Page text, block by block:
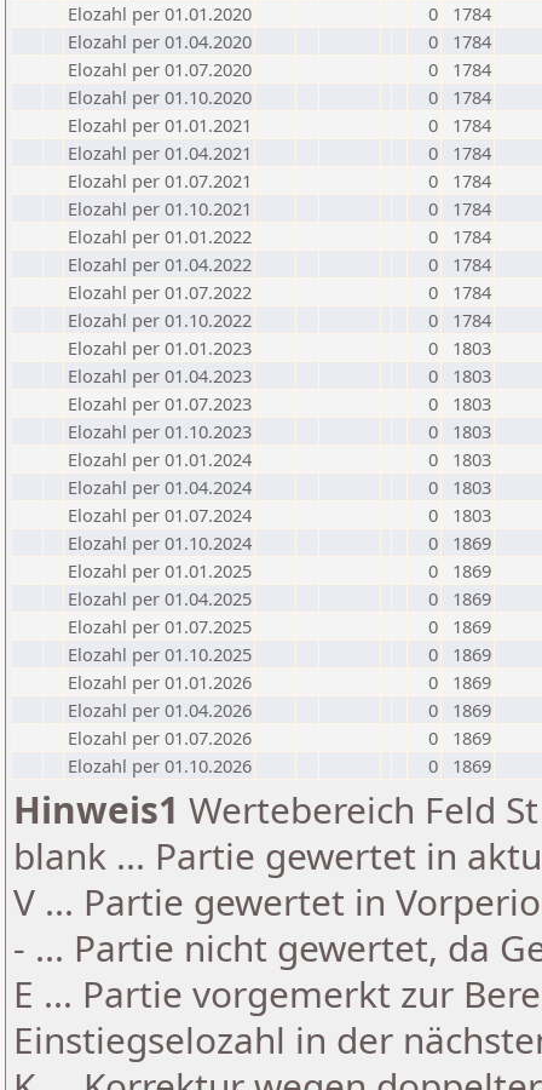
Elozahl per 01.01.2020
0
1784
Elozahl per 01.04.2020
0
1784
Elozahl per 01.07.2020
0
1784
Elozahl per 01.10.2020
0
1784
Elozahl per 01.01.2021
0
1784
Elozahl per 01.04.2021
0
1784
Elozahl per 01.07.2021
0
1784
Elozahl per 01.10.2021
0
1784
Elozahl per 01.01.2022
0
1784
Elozahl per 01.04.2022
0
1784
Elozahl per 01.07.2022
0
1784
Elozahl per 01.10.2022
0
1784
Elozahl per 01.01.2023
0
1803
Elozahl per 01.04.2023
0
1803
Elozahl per 01.07.2023
0
1803
Elozahl per 01.10.2023
0
1803
Elozahl per 01.01.2024
0
1803
Elozahl per 01.04.2024
0
1803
Elozahl per 01.07.2024
0
1803
Elozahl per 01.10.2024
0
1869
Elozahl per 01.01.2025
0
1869
Elozahl per 01.04.2025
0
1869
Elozahl per 01.07.2025
0
1869
Elozahl per 01.10.2025
0
1869
Elozahl per 01.01.2026
0
1869
Elozahl per 01.04.2026
0
1869
Elozahl per 01.07.2026
0
1869
Elozahl per 01.10.2026
0 1869
Hinweis1 Wertebereich Feld
blank ... Partie gewertet in
V ... Partie gewertet in
- ... Partie nicht gewertet, da
E ... Partie vorgemerkt zur
Einstiegselozahl in der